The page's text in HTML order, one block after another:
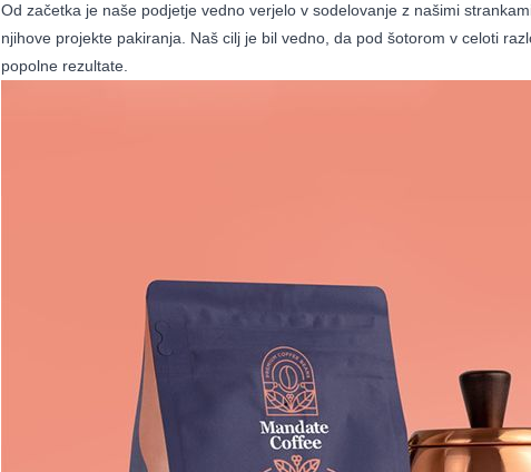
Od začetka je naše podjetje vedno verjelo v sodelovanje z našimi
njihove projekte pakiranja. Naš cilj je bil vedno, da pod šotorom v celoti
popolne rezultate.